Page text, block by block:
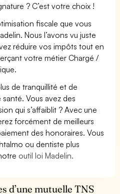
? C’est votre choix !
fiscale que vous
Nous l’avons vu juste
réduire vos impôts tout en
votre métier Chargé /
de tranquillité et de
Vous avez des
qui s’affaiblit ? Avec une
forcément de meilleurs
des honoraires. Vous
ou dentiste plus
outil loi Madelin.
d’une mutuelle TNS